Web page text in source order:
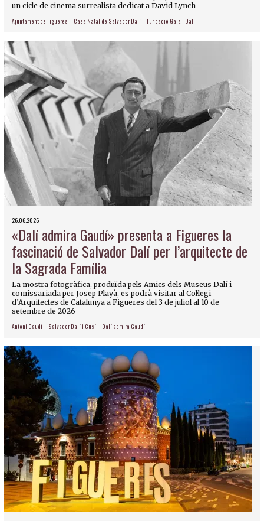
un cicle de cinema surrealista dedicat a David Lynch
Ajuntament de Figueres Casa Natal de Salvador Dalí Fundació Gala - Dalí
26.06.2026
«Dalí admira Gaudí» presenta a Figueres la
fascinació de Salvador Dalí per l’arquitecte de
la Sagrada Família
La mostra fotogràfica, produïda pels Amics dels Museus Dalí i
comissariada per Josep Playà, es podrà visitar al Col·legi
d’Arquitectes de Catalunya a Figueres del 3 de juliol al 10 de
setembre de 2026
Antoni Gaudí Salvador Dalí i Cusí Dalí admira Gaudí